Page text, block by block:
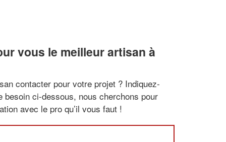
vous le meilleur artisan à
contacter pour votre projet ? Indiquez-
besoin ci-dessous, nous cherchons pour
avec le pro qu’il vous faut !